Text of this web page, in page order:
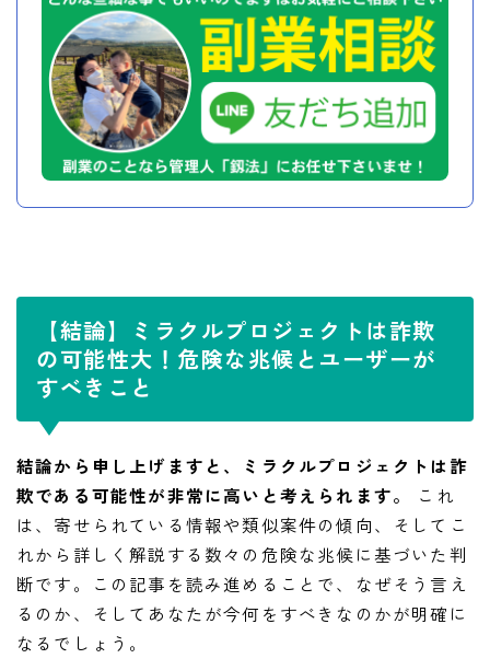
【結論】ミラクルプロジェクトは詐欺
の可能性大！危険な兆候とユーザーが
すべきこと
結論から申し上げますと、ミラクルプロジェクトは詐
欺である可能性が非常に高いと考えられます。
これ
は、寄せられている情報や類似案件の傾向、そしてこ
れから詳しく解説する数々の危険な兆候に基づいた判
断です。この記事を読み進めることで、なぜそう言え
るのか、そしてあなたが今何をすべきなのかが明確に
なるでしょう。